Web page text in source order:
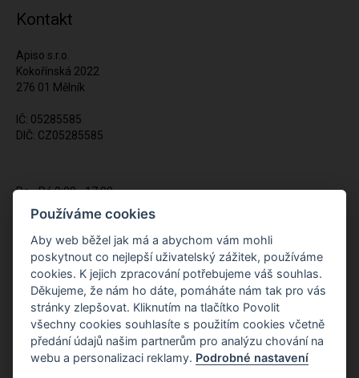
Kontakt
Apiso s.r.o.
Kokořínská 2022
276 01 Mělník
IČ: 05285585
DIČ: CZ05285585
Po - Pá 9:00 - 17:00
(12:00 - 12:30 pauza)
Napište nám kdykoliv!
info@apiso.cz
Používáme cookies
Aby web běžel jak má a abychom vám mohli
poskytnout co nejlepší uživatelský zážitek, používáme
cookies. K jejich zpracování potřebujeme váš souhlas.
Děkujeme, že nám ho dáte, pomáháte nám tak pro vás
stránky zlepšovat. Kliknutím na tlačítko Povolit
všechny cookies souhlasíte s použitím cookies včetně
předání údajů našim partnerům pro analýzu chování na
webu a personalizaci reklamy. Podrobné nastavení